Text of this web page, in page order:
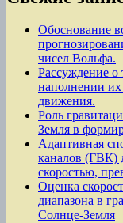
Обоснование
чисел Вольфа.
Рассуждение
наполнении
движения.
Роль
Земля в
Адаптивная
каналов (ГВК)
скоростью,
Оценка
диапазона в
Солнце-Земля